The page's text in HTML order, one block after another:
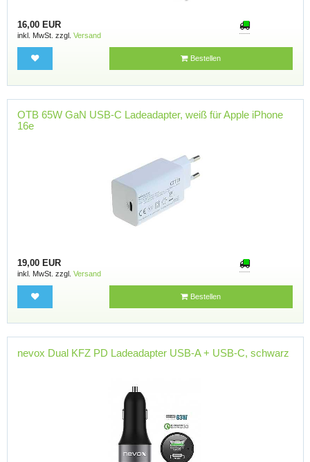
16,00 EUR
inkl. MwSt. zzgl. Versand
Bestellen
OTB 65W GaN USB-C Ladeadapter, weiß für Apple iPhone
16e
19,00 EUR
inkl. MwSt. zzgl. Versand
Bestellen
nevox Dual KFZ PD Ladeadapter USB-A + USB-C, schwarz